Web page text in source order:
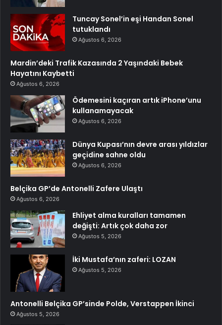
Tuncay Sonel’in eşi Handan Sonel
tutuklandı
Ağustos 6, 2026
Mardin’deki Trafik Kazasında 2 Yaşındaki Bebek
Hayatını Kaybetti
Ağustos 6, 2026
Ödemesini kaçıran artık iPhone’unu
kullanamayacak
Ağustos 6, 2026
Dünya Kupası’nın devre arası yıldızlar
geçidine sahne oldu
Ağustos 6, 2026
Belçika GP’de Antonelli Zafere Ulaştı
Ağustos 6, 2026
Ehliyet alma kuralları tamamen
değişti: Artık çok daha zor
Ağustos 5, 2026
İki Mustafa’nın zaferi: LOZAN
Ağustos 5, 2026
Antonelli Belçika GP’sinde Polde, Verstappen İkinci
Ağustos 5, 2026